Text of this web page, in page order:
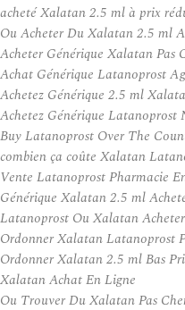
acheté Xalatan 2.5 ml à prix
Ou Acheter Du Xalatan 2.5 ml
Acheter Générique Xalatan Pas
Achat Générique Latanoprost
Achetez Générique 2.5 ml
Achetez Générique Latanoprost
Buy Latanoprost Over The
combien ça coûte Xalatan
Vente Latanoprost Pharmacie
Générique Xalatan 2.5 ml
Latanoprost Ou Xalatan Acheter
Ordonner Xalatan Latanoprost
Ordonner Xalatan 2.5 ml Bas
Xalatan Achat En Ligne
Ou Trouver Du Xalatan Pas